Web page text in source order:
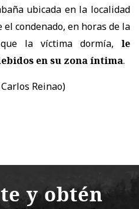
ubicada en la localidad
el condenado, en horas de la
la víctima dormía, le
en su zona íntima.
Reinao)